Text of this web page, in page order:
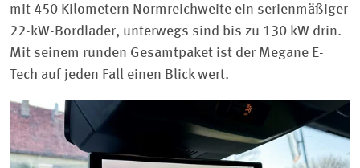
mit 450 Kilometern Normreichweite ein serienmäßiger
22-kW-Bordlader, unterwegs sind bis zu 130 kW drin.
Mit seinem runden Gesamtpaket ist der Megane E-
Tech auf jeden Fall einen Blick wert.